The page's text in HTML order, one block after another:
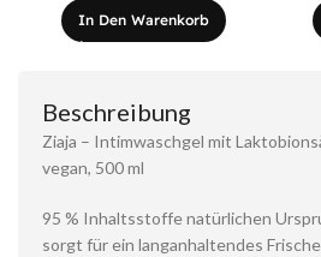
In Den Warenkorb
Beschreibung
Ziaja – Intimwaschgel mit
vegan, 500 ml
95 % Inhaltsstoffe natürlichen
sorgt für ein langanhaltendes